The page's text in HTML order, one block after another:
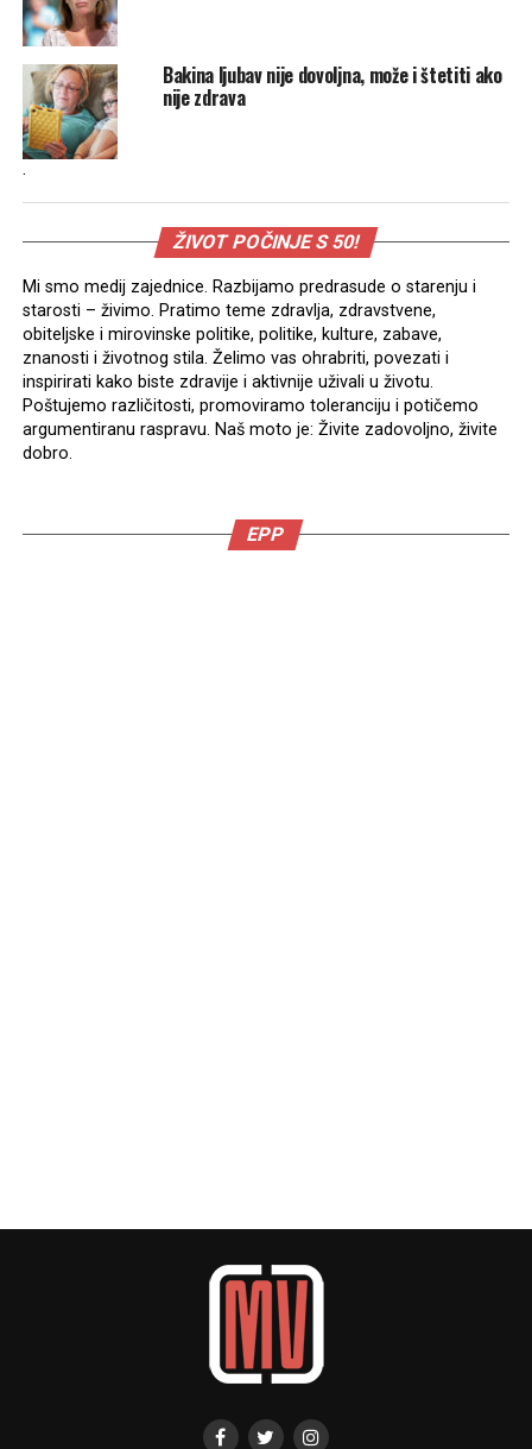
Bakina ljubav nije dovoljna, može i štetiti ako
nije zdrava
.
ŽIVOT POČINJE S 50!
Mi smo medij zajednice. Razbijamo predrasude o starenju i
starosti – živimo. Pratimo teme zdravlja, zdravstvene,
obiteljske i mirovinske politike, politike, kulture, zabave,
znanosti i životnog stila. Želimo vas ohrabriti, povezati i
inspirirati kako biste zdravije i aktivnije uživali u životu.
Poštujemo različitosti, promoviramo toleranciju i potičemo
argumentiranu raspravu. Naš moto je: Živite zadovoljno, živite
dobro.
EPP